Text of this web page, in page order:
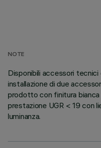
NOTE
Disponibili accessori
installazione di due
prodotto con finitura
prestazione UGR < 19 con
luminanza.